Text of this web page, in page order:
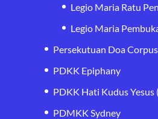
Legio Maria Ratu
Legio Maria
Persekutuan Doa
PDKK Epiphany
PDKK Hati Kudus Yesus
PDMKK Sydney